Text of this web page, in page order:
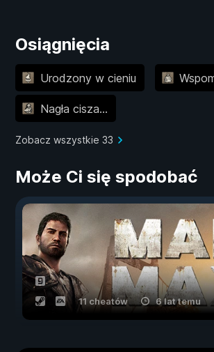
Osiągnięcia
Urodzony w cieniu
Nagła cisza...
Zobacz wszystkie 33
Może Ci się spodobać
11 cheatów 6 lat temu